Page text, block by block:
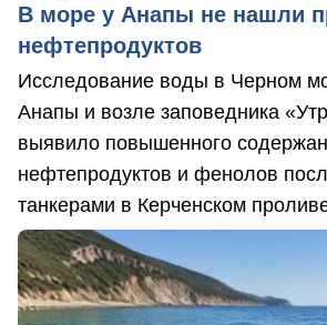
В море у Анапы не нашли
нефтепродуктов
Исследование воды в Черном
Анапы и возле заповедника
выявило повышенного
нефтепродуктов и фенолов
танкерами в Керченском